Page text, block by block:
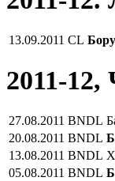
13.09.2011 CL
2011-
27.08.2011 BNDL
20.08.2011 BNDL
13.08.2011 BNDL
05.08.2011 BNDL